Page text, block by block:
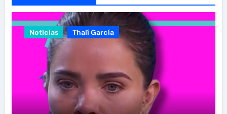
Noticias Thalí García